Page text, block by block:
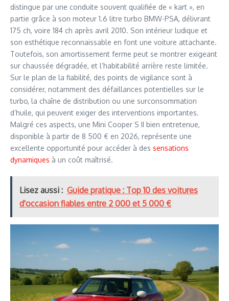
distingue par une conduite souvent qualifiée de « kart », en
partie grâce à son moteur 1.6 litre turbo BMW-PSA, délivrant
175 ch, voire 184 ch après avril 2010. Son intérieur ludique et
son esthétique reconnaissable en font une voiture attachante.
Toutefois, son amortissement ferme peut se montrer exigeant
sur chaussée dégradée, et l’habitabilité arrière reste limitée.
Sur le plan de la fiabilité, des points de vigilance sont à
considérer, notamment des défaillances potentielles sur le
turbo, la chaîne de distribution ou une surconsommation
d’huile, qui peuvent exiger des interventions importantes.
Malgré ces aspects, une Mini Cooper S II bien entretenue,
disponible à partir de 8 500 € en 2026, représente une
excellente opportunité pour accéder à des sensations
dynamiques à un coût maîtrisé.
Lisez aussi : Guide pratique : Top 10 des voitures
d'occasion fiables entre 2 000 et 5 000 €